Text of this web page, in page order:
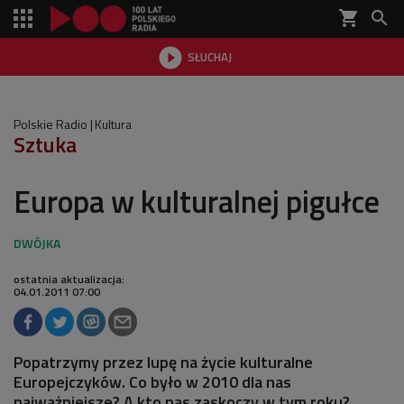
shopping_cart 
 SŁUCHAJ

Polskie Radio Kultura
Sztuka
Europa w kulturalnej pigułce
ostatnia aktualizacja:
04.01.2011 07:00
Popatrzymy przez lupę na życie kulturalne
Europejczyków. Co było w 2010 dla nas